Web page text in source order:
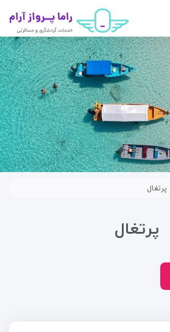
پرتغال
پرتغال